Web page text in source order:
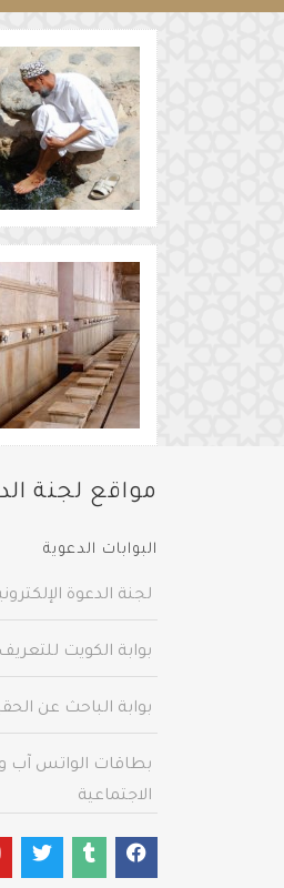
مواقع لجنة
البوابات الدعوية
لجنة الدعوة
بوابة الكويت
بوابة الباحث عن
بطاقات الواتس آب
الاجتماعية